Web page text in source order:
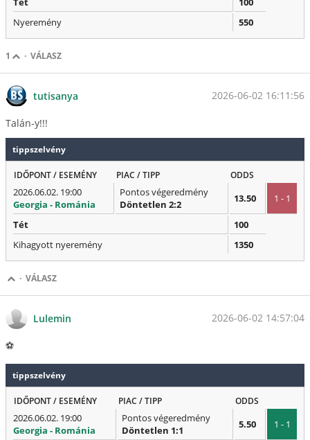
Nyeremény
550
1 · VÁLASZ
tutisanya 2026-06-02 16:11:56
Talán-y!!!
tippszelvény
IDŐPONT / ESEMÉNY PIAC / TIPP ODDS
2026.06.02. 19:00
Georgia - Románia
Pontos végeredmény
Döntetlen 2:2
13.50 1 - 1
Tét
100
Kihagyott nyeremény
1350
· VÁLASZ
Lulemin 2026-06-02 14:57:04
⚽
tippszelvény
IDŐPONT / ESEMÉNY PIAC / TIPP ODDS
2026.06.02. 19:00
Georgia - Románia
Pontos végeredmény
Döntetlen 1:1
5.50 1 - 1